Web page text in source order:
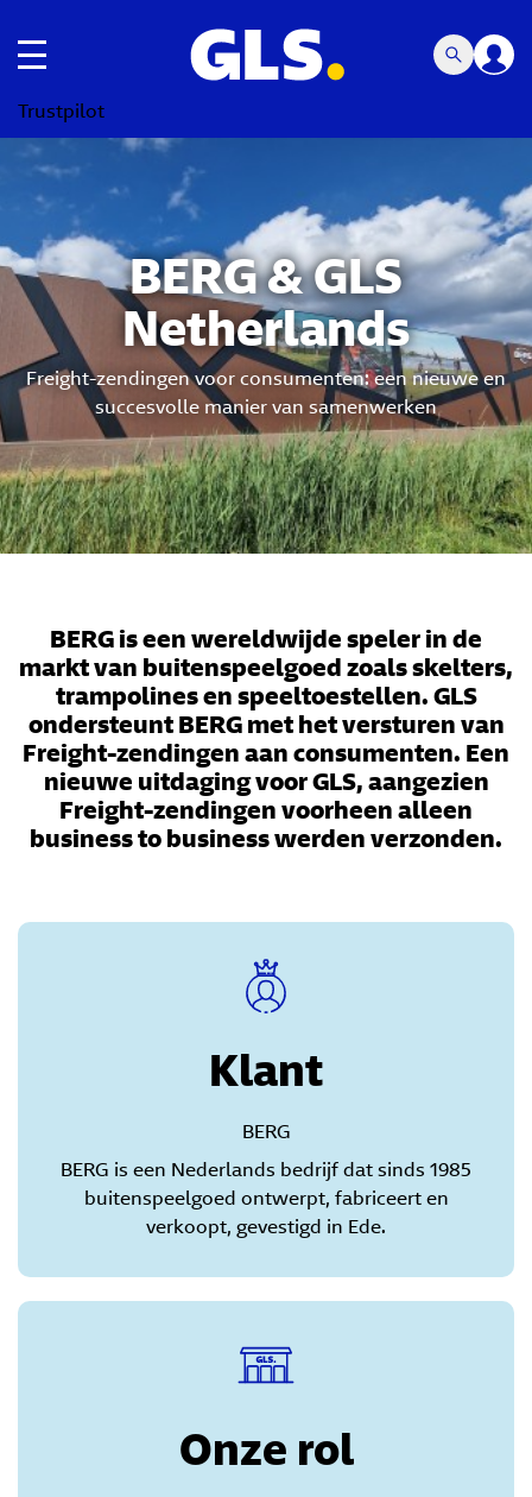
toggle navigatie
Trustpilot
BERG & GLS
Netherlands
Freight-zendingen voor consumenten: een nieuwe en
succesvolle manier van samenwerken
BERG is een wereldwijde speler in de
markt van buitenspeelgoed zoals skelters,
trampolines en speeltoestellen. GLS
ondersteunt BERG met het versturen van
Freight-zendingen aan consumenten. Een
nieuwe uitdaging voor GLS, aangezien
Freight-zendingen voorheen alleen
business to business werden verzonden.
Klant
BERG
BERG is een Nederlands bedrijf dat sinds 1985
buitenspeelgoed ontwerpt, fabriceert en
verkoopt, gevestigd in Ede.
Onze rol